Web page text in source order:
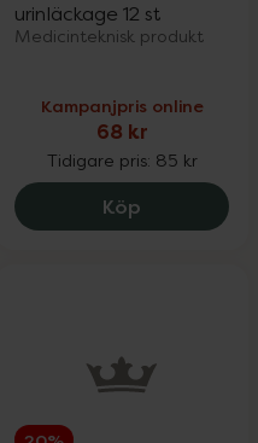
Joy, 188.8 kr.
urinläckage 12 st
Medicinteknisk produkt
Kampanjpris online
68 kr
Tidigare pris: 85 kr
Köp TENA